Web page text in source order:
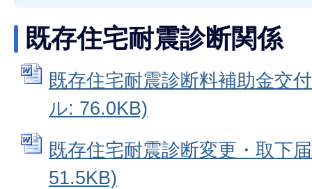
既存住宅耐震診断関係
既存住宅耐震診断料補助金交
ル: 76.0KB)
既存住宅耐震診断変更・取下
51.5KB)